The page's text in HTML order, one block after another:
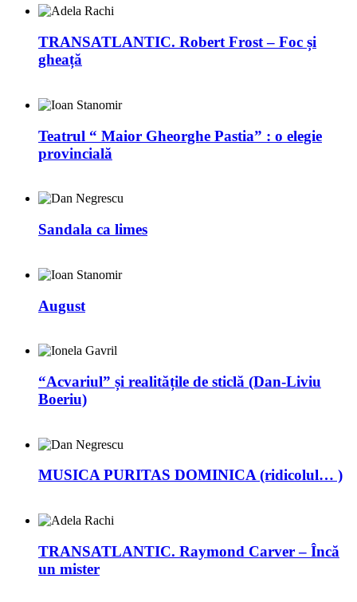
TRANSATLANTIC. Robert Frost – Foc și
gheață
Teatrul “ Maior Gheorghe Pastia” : o elegie
provincială
Sandala ca limes
August
“Acvariul” și realitățile de sticlă (Dan-Liviu
Boeriu)
MUSICA PURITAS DOMINICA (ridicolul… )
TRANSATLANTIC. Raymond Carver – Încă
un mister